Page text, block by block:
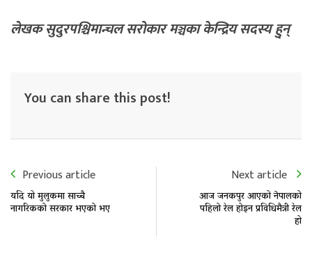
लेखक सुदुरपश्चिमान्चल सरोकार मञ्चका केन्द्रिय सदस्य हु्न्
You can share this post!
Previous article
यदि यो मुलुकमा साच्चै
नागरिकको सरकार भएको भए
Next article
आज जनकपुर आएको नेपालको
पहिलो रेल होइन प्रविधिमैत्री रेल
हो